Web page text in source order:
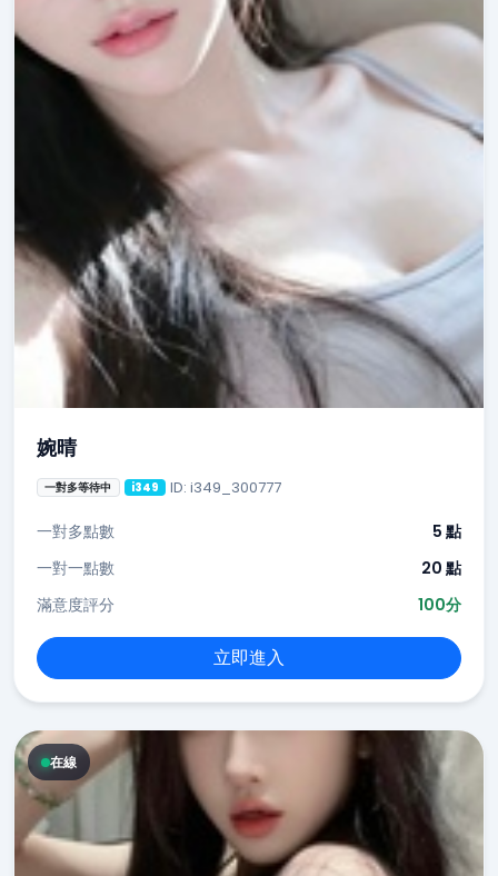
婉晴
一對多等待中 i349 ID: i349_300777
一對多點數
5 點
一對一點數
20 點
滿意度評分
100分
立即進入
在線